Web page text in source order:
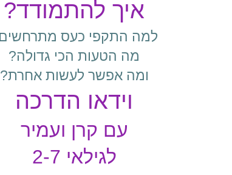
איך להתמודד?
למה התקפי כעס
מה הטעות הכי גדולה?
ומה אפשר לעשות אחרת?
וידאו הדרכה
עם קרן ועמיר
לגילאי 2-7